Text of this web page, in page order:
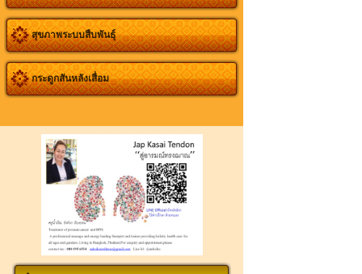
สุขภาพระบบสืบพันธุ์
กระดูกสันหลังเสื่อม